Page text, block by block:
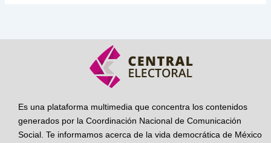
Es una plataforma multimedia que concentra los contenidos
generados por la Coordinación Nacional de Comunicación
Social. Te informamos acerca de la vida democrática de México